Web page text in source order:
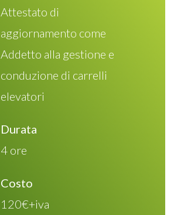
Attestato di
aggiornamento come
Addetto alla gestione e
conduzione di carrelli
elevatori
Durata
4 ore
Costo
120€+iva